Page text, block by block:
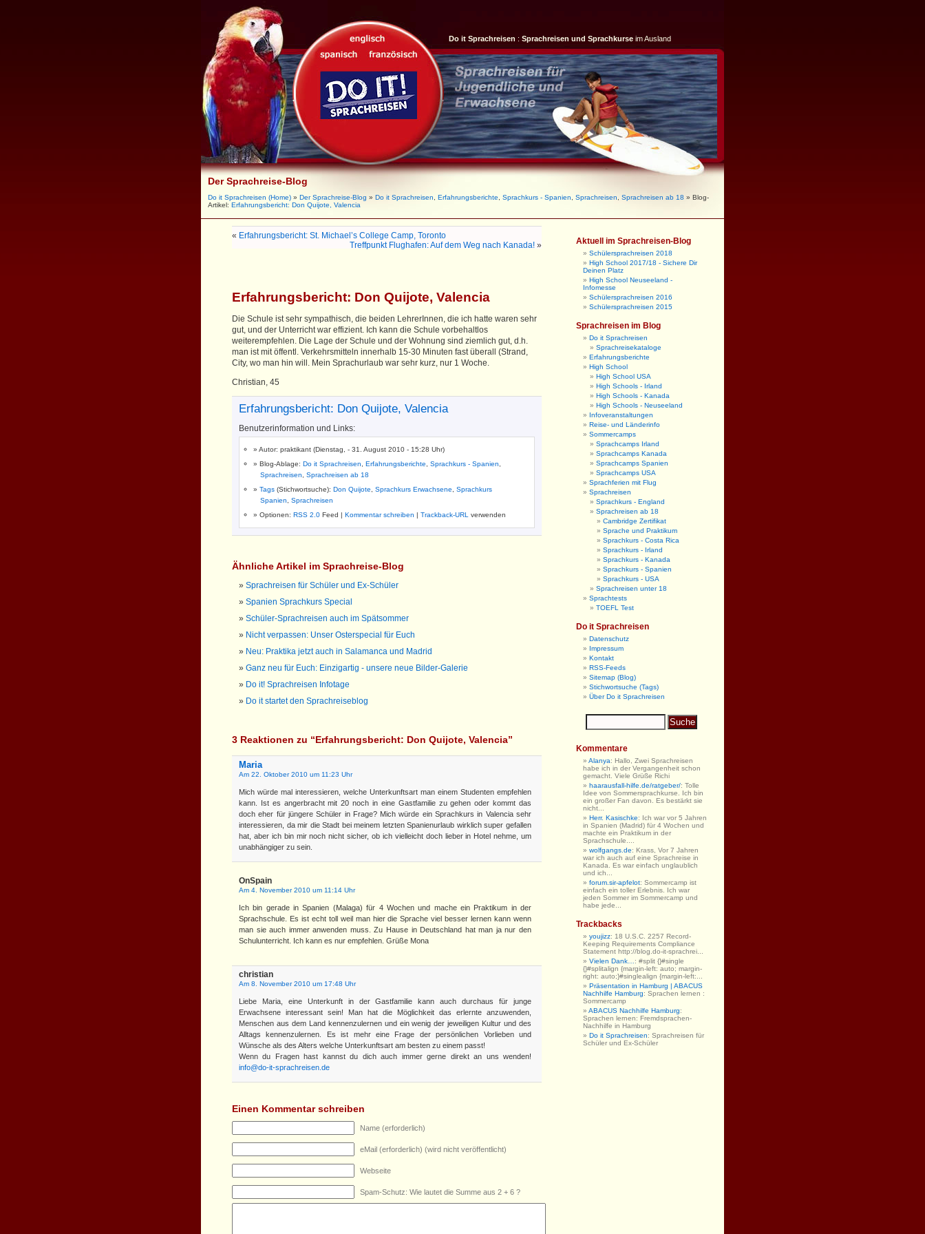
Do it Sprachreisen : Sprachreisen und Sprachkurse im Ausland
Der Sprachreise-Blog
Do it Sprachreisen (Home) » Der Sprachreise-Blog » Do it Sprachreisen Erfahrungsberichte Sprachkurs - Spanien Sprachreisen Sprachreisen ab 18 » Blog-
Artikel: Erfahrungsbericht: Don Quijote, Valencia
« Erfahrungsbericht: St. Michael’s College Camp, Toronto
Treffpunkt Flughafen: Auf dem Weg nach Kanada! »
Erfahrungsbericht: Don Quijote, Valencia
Die Schule ist sehr sympathisch, die beiden LehrerInnen, die ich hatte waren sehr
gut, und der Unterricht war effizient. Ich kann die Schule vorbehaltlos
weiterempfehlen. Die Lage der Schule und der Wohnung sind ziemlich gut, d.h.
man ist mit öffentl. Verkehrsmitteln innerhalb 15-30 Minuten fast überall (Strand,
City, wo man hin will. Mein Sprachurlaub war sehr kurz, nur 1 Woche.
Christian, 45
Erfahrungsbericht: Don Quijote, Valencia
Benutzerinformation und Links:
Autor: praktikant (Dienstag, - 31. August 2010 - 15:28 Uhr)
Blog-Ablage: Do it Sprachreisen Erfahrungsberichte Sprachkurs - Spanien
Sprachreisen
Sprachreisen ab 18
Tags (Stichwortsuche): Don Quijote Sprachkurs Erwachsene
Sprachkurs
Spanien
Sprachreisen
Optionen: RSS 2.0 Feed | Kommentar schreiben | Trackback-URL verwenden
Ähnliche Artikel im Sprachreise-Blog
Sprachreisen für Schüler und Ex-Schüler
Spanien Sprachkurs Special
Schüler-Sprachreisen auch im Spätsommer
Nicht verpassen: Unser Osterspecial für Euch
Neu: Praktika jetzt auch in Salamanca und Madrid
Ganz neu für Euch: Einzigartig - unsere neue Bilder-Galerie
Do it! Sprachreisen Infotage
Do it startet den Sprachreiseblog
3 Reaktionen zu “Erfahrungsbericht: Don Quijote, Valencia”
Maria
Am 22. Oktober 2010 um 11:23 Uhr
Mich würde mal interessieren, welche Unterkunftsart man einem Studenten empfehlen
kann. Ist es angerbracht mit 20 noch in eine Gastfamilie zu gehen oder kommt das
doch eher für jüngere Schüler in Frage? Mich würde ein Sprachkurs in Valencia sehr
interessieren, da mir die Stadt bei meinem letzten Spanienurlaub wirklich super gefallen
hat, aber ich bin mir noch nicht sicher, ob ich vielleicht doch lieber in Hotel nehme, um
unabhängiger zu sein.
OnSpain
Am 4. November 2010 um 11:14 Uhr
Ich bin gerade in Spanien (Malaga) für 4 Wochen und mache ein Praktikum in der
Sprachschule. Es ist echt toll weil man hier die Sprache viel besser lernen kann wenn
man sie auch immer anwenden muss. Zu Hause in Deutschland hat man ja nur den
Schulunterricht. Ich kann es nur empfehlen. Grüße Mona
christian
Am 8. November 2010 um 17:48 Uhr
Liebe Maria, eine Unterkunft in der Gastfamilie kann auch durchaus für junge
Erwachsene interessant sein! Man hat die Möglichkeit das erlernte anzuwenden,
Menschen aus dem Land kennenzulernen und ein wenig der jeweiligen Kultur und des
Alltags kennenzulernen. Es ist mehr eine Frage der persönlichen Vorlieben und
Wünsche als des Alters welche Unterkunftsart am besten zu einem passt!
Wenn du Fragen hast kannst du dich auch immer gerne direkt an uns wenden!
info@do-it-sprachreisen.de
Einen Kommentar schreiben
Name (erforderlich)
eMail (erforderlich) (wird nicht veröffentlicht)
Webseite
Spam-Schutz: Wie lautet die Summe aus 2 + 6 ?
Aktuell im Sprachreisen-Blog
Schülersprachreisen 2018
High School 2017/18 - Sichere Dir
Deinen Platz
High School Neuseeland -
Infomesse
Schülersprachreisen 2016
Schülersprachreisen 2015
Sprachreisen im Blog
Do it Sprachreisen
Sprachreisekataloge
Erfahrungsberichte
High School
High School USA
High Schools - Irland
High Schools - Kanada
High Schools - Neuseeland
Infoveranstaltungen
Reise- und Länderinfo
Sommercamps
Sprachcamps Irland
Sprachcamps Kanada
Sprachcamps Spanien
Sprachcamps USA
Sprachferien mit Flug
Sprachreisen
Sprachkurs - England
Sprachreisen ab 18
Cambridge Zertifikat
Sprache und Praktikum
Sprachkurs - Costa Rica
Sprachkurs - Irland
Sprachkurs - Kanada
Sprachkurs - Spanien
Sprachkurs - USA
Sprachreisen unter 18
Sprachtests
TOEFL Test
Do it Sprachreisen
Datenschutz
Impressum
Kontakt
RSS-Feeds
Sitemap (Blog)
Stichwortsuche (Tags)
Über Do it Sprachreisen
Kommentare
Alanya: Hallo, Zwei Sprachreisen
habe ich in der Vergangenheit schon
gemacht. Viele Grüße Richi
haarausfall-hilfe.de/ratgeber/: Tolle
Idee von Sommersprachkurse. Ich bin
ein großer Fan davon. Es bestärkt sie
nicht...
Herr. Kasischke: Ich war vor 5 Jahren
in Spanien (Madrid) für 4 Wochen und
machte ein Praktikum in der
Sprachschule....
wolfgangs.de: Krass, Vor 7 Jahren
war ich auch auf eine Sprachreise in
Kanada. Es war einfach unglaublich
und ich...
forum.sir-apfelot: Sommercamp ist
einfach ein toller Erlebnis. Ich war
jeden Sommer im Sommercamp und
habe jede...
Trackbacks
youjizz: 18 U.S.C. 2257 Record-
Keeping Requirements Compliance
Statement http://blog.do-it-sprachrei...
Vielen Dank… : #split {}#single
{}#splitalign {margin-left: auto; margin-
right: auto;}#singlealign {margin-left:...
Präsentation in Hamburg | ABACUS
Nachhilfe Hamburg: Sprachen lernen :
Sommercamp
ABACUS Nachhilfe Hamburg:
Sprachen lernen: Fremdsprachen-
Nachhilfe in Hamburg
Do it Sprachreisen: Sprachreisen für
Schüler und Ex-Schüler